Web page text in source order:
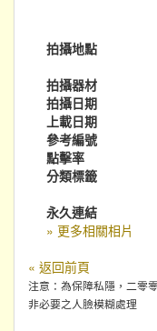
拍攝地點
拍攝器材
拍攝日期
上載日期
參考編號
點擊率
分類標籤
永久連結
» 更多相關相片
« 返回前頁
注意：為保障私隱，二零
非必要之人臉模糊處理